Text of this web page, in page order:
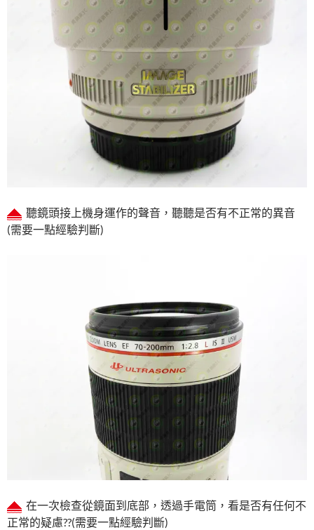
聽鏡頭接上機身運作的聲音，聽聽是否有不正常的異音
(需要一點經驗判斷)
在一次檢查從鏡面到底部，透過手電筒，看是否有任何不
正常的疑慮??(需要一點經驗判斷)